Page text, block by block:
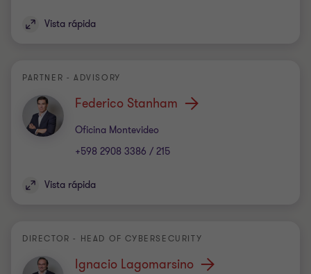
Vista rápida
PARTNER - ADVISORY
Federico Stanham
Oficina Montevideo
Oficina
+598 2908 3386 / 215
Vista rápida
DIRECTOR - HEAD OF CYBERSECURITY
Ignacio Lagomarsino